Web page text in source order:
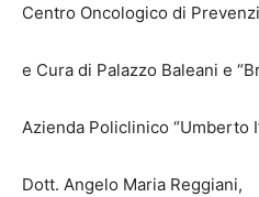
Centro Oncologico di
e Cura di Palazzo Baleani e
Azienda Policlinico “Umberto
Dott. Angelo Maria Reggiani,